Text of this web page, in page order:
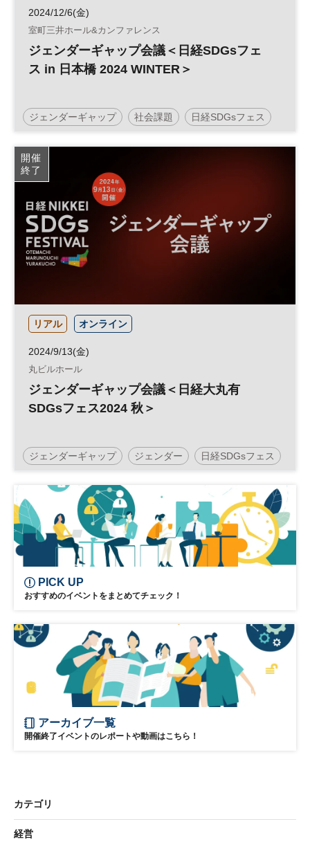
2024/12/6(金)
室町三井ホール&カンファレンス
ジェンダーギャップ会議＜日経SDGsフェ
ス in 日本橋 2024 WINTER＞
ジェンダーギャップ 社会課題 日経SDGsフェス
日本橋 日経SDGsフォーラム 成長戦略 SDGs
ダイバーシティ 参加無料
開催
終了
リアル オンライン
2024/9/13(金)
丸ビルホール
ジェンダーギャップ会議＜日経大丸有
SDGsフェス2024 秋＞
ジェンダーギャップ ジェンダー 日経SDGsフェス
SDGs ダイバーシティ
PICK UP
おすすめのイベントをまとめてチェック！
アーカイブ一覧
開催終了イベントのレポートや動画はこちら！
カテゴリ
経営